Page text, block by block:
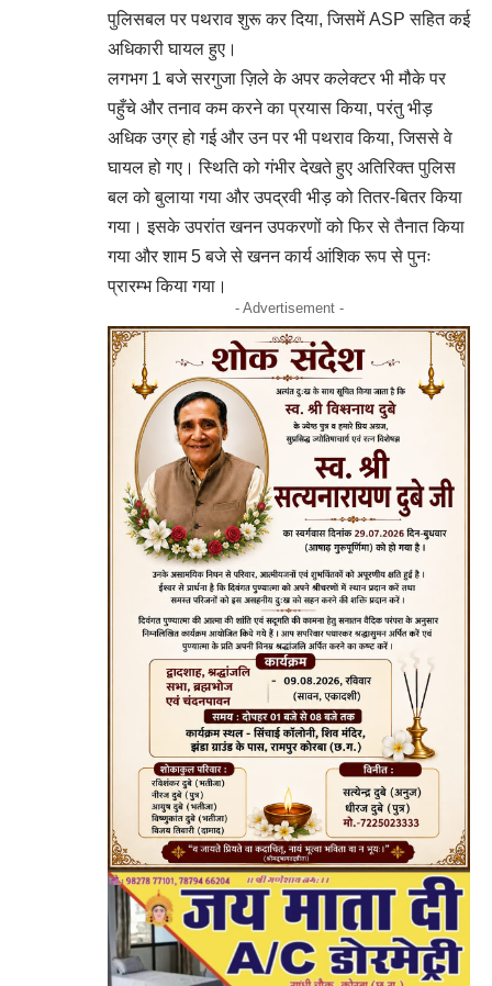
पुलिसबल पर पथराव शुरू कर दिया, जिसमें ASP सहित कई
अधिकारी घायल हुए।
लगभग 1 बजे सरगुजा ज़िले के अपर कलेक्टर भी मौके पर
पहुँचे और तनाव कम करने का प्रयास किया, परंतु भीड़
अधिक उग्र हो गई और उन पर भी पथराव किया, जिससे वे
घायल हो गए। स्थिति को गंभीर देखते हुए अतिरिक्त पुलिस
बल को बुलाया गया और उपद्रवी भीड़ को तितर-बितर किया
गया। इसके उपरांत खनन उपकरणों को फिर से तैनात किया
गया और शाम 5 बजे से खनन कार्य आंशिक रूप से पुनः
प्रारम्भ किया गया।
- Advertisement -